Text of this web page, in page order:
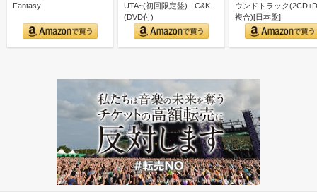
Fantasy
UTA~(初回限定盤) - C&K
(DVD付)
ウンドトラック
複合)[日本盤]